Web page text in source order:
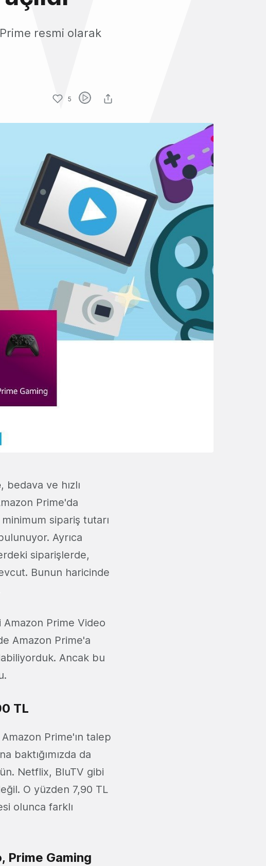
resmi olarak
5
, bedava ve hızlı
Prime'da
sipariş tutarı
Ayrıca
siparişlerde,
Bunun haricinde
Amazon Prime Video
Amazon Prime'a
Ancak bu
TL
Prime'ın talep
baktığımızda da
Netflix, BluTV gibi
O yüzden 7,90 TL
olunca farklı
Prime Gaming